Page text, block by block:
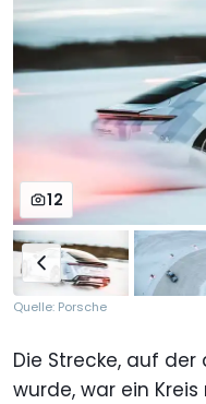
12
Quelle: Porsche
Die Strecke, auf
wurde, war ein